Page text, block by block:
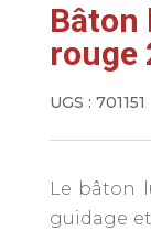
Bâton
rouge
UGS : 701151
Le bâton
guidage